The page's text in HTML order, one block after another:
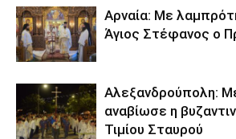
Αρναία: Με
Άγιος Στέφανος ο
Αλεξανδρούπολη:
αναβίωσε η
Τιμίου Σταυρού